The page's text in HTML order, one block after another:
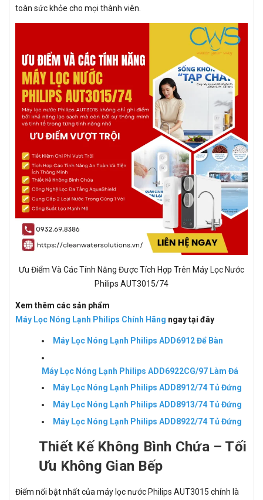
toàn sức khỏe cho mọi thành viên.
Ưu Điểm Và Các Tính Năng Được Tích Hợp Trên Máy Lọc Nước
Philips AUT3015/74
Xem thêm các sản phẩm
Máy Lọc Nóng Lạnh Philips Chính Hãng ngay tại đây
Máy Lọc Nóng Lạnh Philips ADD6912 Để Bàn
Máy Lọc Nóng Lạnh Philips ADD6922CG/97 Làm Đá
Máy Lọc Nóng Lạnh Philips ADD8912/74 Tủ Đứng
Máy Lọc Nóng Lạnh Philips ADD8913/74 Tủ Đứng
Máy Lọc Nóng Lạnh Philips ADD8922/74 Tủ Đứng
Thiết Kế Không Bình Chứa – Tối
Ưu Không Gian Bếp
Điểm nổi bật nhất của máy lọc nước Philips AUT3015 chính là